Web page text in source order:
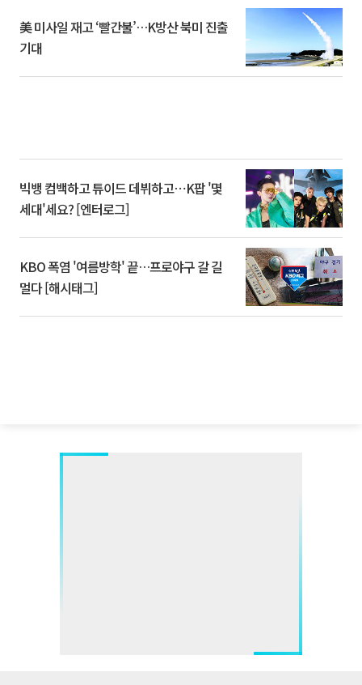
美 미사일 재고 ‘빨간불’…K방산 북미 진출
기대
빅뱅 컴백하고 튜이드 데뷔하고⋯K팝 '몇
세대'세요? [엔터로그]
KBO 폭염 '여름방학' 끝…프로야구 갈 길
멀다 [해시태그]